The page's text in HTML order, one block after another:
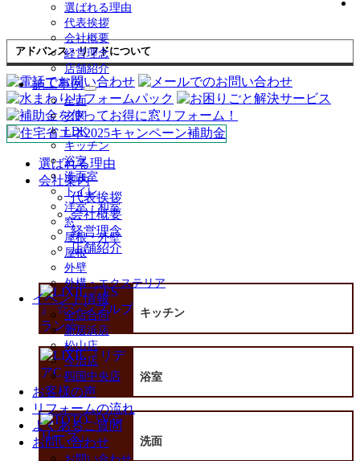
選ばれる理由
代表挨拶
会社概要
経営理念
店舗紹介
施工事例
サ
メ
ニ
ュ
ー
を
展
開
全面
玄関
LDK
キッチン
浴室
洗面室
トイレ
洋室・和室
窓
屋根・外壁
屋根
外壁
外構・エクステリア
イベント情報
全店合同
新居浜店
松山店
今治店
四国中央店
お客様の声
リフォームの流れ
よくあるご質問
お問い合わせ
アドバンス・リフドについて
選ばれる理由
会社案内
代表挨拶
会社概要
経営理念
店舗紹介
キッチン
浴室
洗面